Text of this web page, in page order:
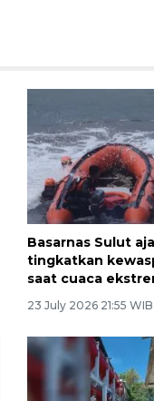
Basarnas Sulut
tingkatkan
saat cuaca
23 July 2026 21:55 WIB